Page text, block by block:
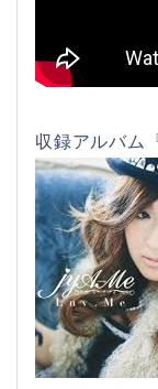
収録アルバム